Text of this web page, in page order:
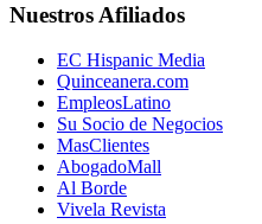
Nuestros Afiliados
EC Hispanic Media
Quinceanera.com
EmpleosLatino
Su Socio de Negocios
MasClientes
AbogadoMall
Al Borde
Vivela Revista